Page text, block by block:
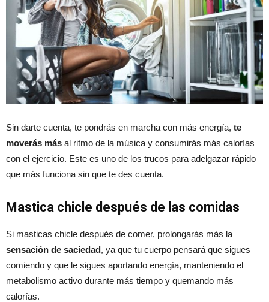
Sin darte cuenta, te pondrás en marcha con más energía, te
moverás más al ritmo de la música y consumirás más calorías
con el ejercicio. Este es uno de los trucos para adelgazar rápido
que más funciona sin que te des cuenta.
Mastica chicle después de las comidas
Si masticas chicle después de comer, prolongarás más la
sensación de saciedad, ya que tu cuerpo pensará que sigues
comiendo y que le sigues aportando energía, manteniendo el
metabolismo activo durante más tiempo y quemando más
calorías.